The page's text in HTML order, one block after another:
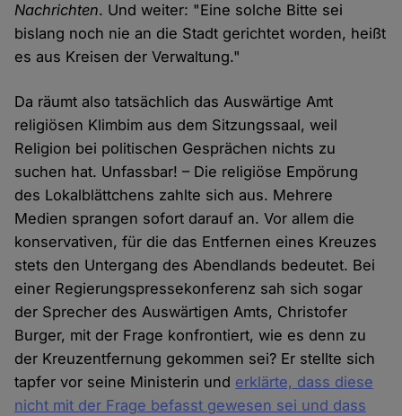
Nachrichten. Und weiter: "Eine solche Bitte sei
bislang noch nie an die Stadt gerichtet worden, heißt
es aus Kreisen der Verwaltung."
Da räumt also tatsächlich das Auswärtige Amt
religiösen Klimbim aus dem Sitzungssaal, weil
Religion bei politischen Gesprächen nichts zu
suchen hat. Unfassbar! – Die religiöse Empörung
des Lokalblättchens zahlte sich aus. Mehrere
Medien sprangen sofort darauf an. Vor allem die
konservativen, für die das Entfernen eines Kreuzes
stets den Untergang des Abendlands bedeutet. Bei
einer Regierungspressekonferenz sah sich sogar
der Sprecher des Auswärtigen Amts, Christofer
Burger, mit der Frage konfrontiert, wie es denn zu
der Kreuzentfernung gekommen sei? Er stellte sich
tapfer vor seine Ministerin und erklärte, dass diese
nicht mit der Frage befasst gewesen sei und dass